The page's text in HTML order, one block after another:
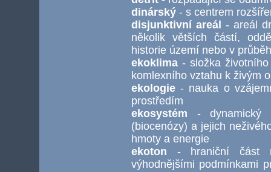
dinárský - s centrem
disjunktivní areál - areál
několik větších částí,
historie území nebo v
ekoklima - složka
komlexního vztahu k živým
ekologie - nauka o
prostředím
ekosystém - dynamický
(biocenózy) a jejich
hmoty a energie
ekoton - hraniční část
výhodnějšími podmínkami